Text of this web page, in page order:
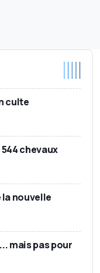
culte
chevaux
la nouvelle
mais pas pour